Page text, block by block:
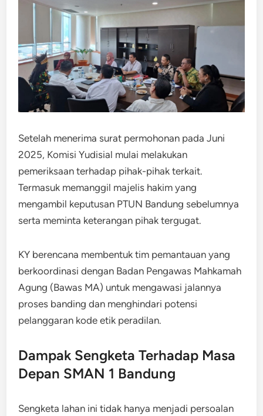
Setelah menerima surat permohonan pada Juni
2025, Komisi Yudisial mulai melakukan
pemeriksaan terhadap pihak-pihak terkait.
Termasuk memanggil majelis hakim yang
mengambil keputusan PTUN Bandung sebelumnya
serta meminta keterangan pihak tergugat.
KY berencana membentuk tim pemantauan yang
berkoordinasi dengan Badan Pengawas Mahkamah
Agung (Bawas MA) untuk mengawasi jalannya
proses banding dan menghindari potensi
pelanggaran kode etik peradilan.
Dampak Sengketa Terhadap Masa
Depan SMAN 1 Bandung
Sengketa lahan ini tidak hanya menjadi persoalan